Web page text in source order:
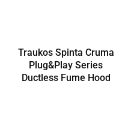
Traukos Spinta Cruma
Plug&Play Series
Ductless Fume Hood